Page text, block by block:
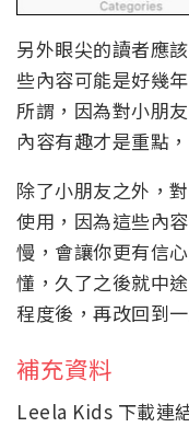
另外眼尖的讀者應
些內容可能是好幾
所謂，因為對小朋
內容有趣才是重點
除了小朋友之外，
使用，因為這些內
慢，會讓你更有信
懂，久了之後就中
程度後，再改回到
補充資料
Leela Kids 下載連